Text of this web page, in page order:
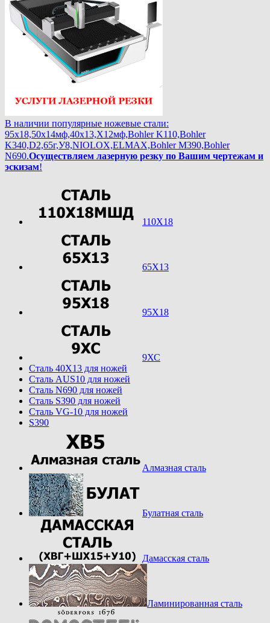
В наличии популярные ножевые стали:
95х18,50х14мф,40х13,Х12мф,Bohler K110,Bohler
K340,D2,65г,У8,NIOLOX,ELMAX,Bohler М390,Bohler
N690.Осуществляем лазерную резку по Вашим чертежам и
эскизам!
110Х18
65Х13
95Х18
9ХС
Cталь 40Х13 для ножей
Cталь AUS10 для ножей
Cталь N690 для ножей
Cталь S390 для ножей
Cталь VG-10 для ножей
S390
Алмазная сталь
Булатная сталь
Дамасская сталь
Ламинированная сталь